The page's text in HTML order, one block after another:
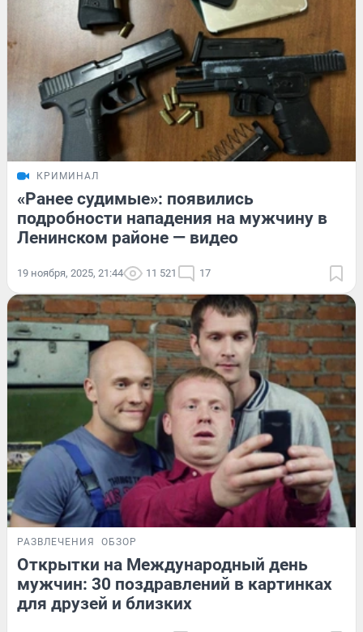
КРИМИНАЛ
«Ранее судимые»: появились
подробности нападения на мужчину в
Ленинском районе — видео
19 ноября, 2025, 21:44 11 521 17
РАЗВЛЕЧЕНИЯ ОБЗОР
Открытки на Международный день
мужчин: 30 поздравлений в картинках
для друзей и близких